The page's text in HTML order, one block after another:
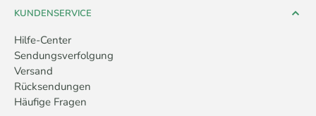
KUNDENSERVICE
Hilfe-Center
Sendungsverfolgung
Versand
Rücksendungen
Häufige Fragen